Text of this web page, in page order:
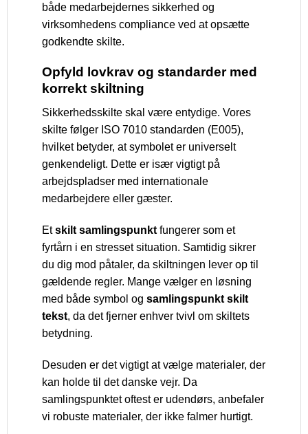
både medarbejdernes sikkerhed og
virksomhedens compliance ved at opsætte
godkendte skilte.
Opfyld lovkrav og standarder med
korrekt skiltning
Sikkerhedsskilte skal være entydige. Vores
skilte følger ISO 7010 standarden (E005),
hvilket betyder, at symbolet er universelt
genkendeligt. Dette er især vigtigt på
arbejdspladser med internationale
medarbejdere eller gæster.
Etskilt samlingspunkt fungerer som et
fyrtårn i en stresset situation. Samtidig sikrer
du dig mod påtaler, da skiltningen lever op til
gældende regler. Mange vælger en løsning
med både symbol og samlingspunkt skilt
tekst, da det fjerner enhver tvivl om skiltets
betydning.
Desuden er det vigtigt at vælge materialer, der
kan holde til det danske vejr. Da
samlingspunktet oftest er udendørs, anbefaler
vi robuste materialer, der ikke falmer hurtigt.